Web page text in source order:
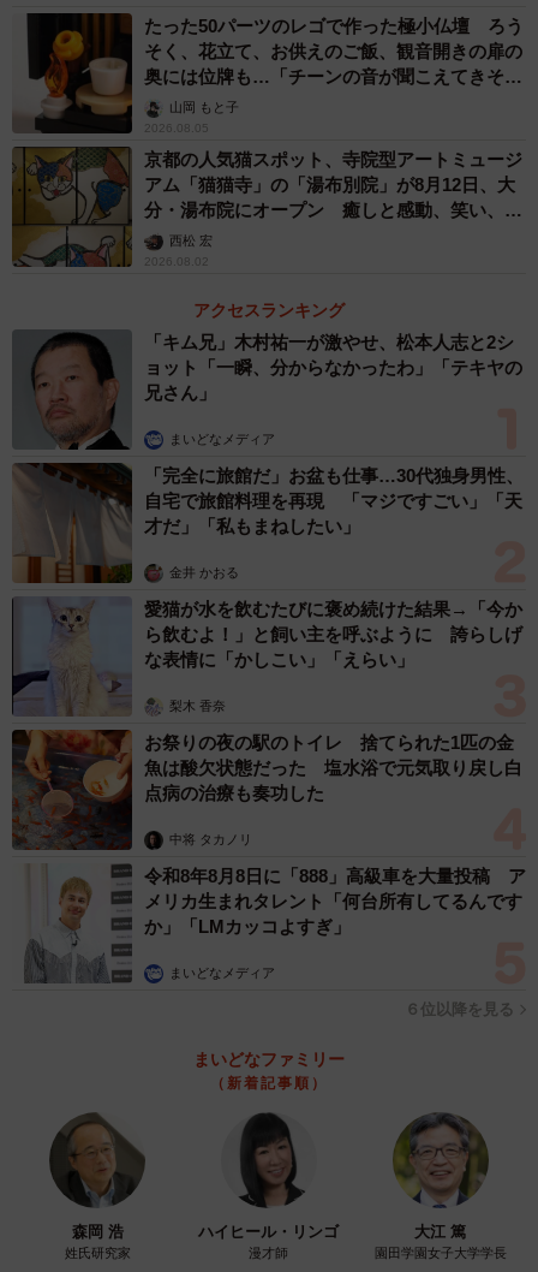
たった50パーツのレゴで作った極小仏壇 ろう
そく、花立て、お供えのご飯、観音開きの扉の
奥には位牌も…「チーンの音が聞こえてきそ
う」山岡 もと子
2026.08.05
京都の人気猫スポット、寺院型アートミュージ
アム「猫猫寺」の「湯布別院」が8月12日、大
分・湯布院にオープン 癒しと感動、笑い、そ
して開運も 見どころなどをインタビュー
西松 宏
2026.08.02
アクセスランキング
「キム兄」木村祐一が激やせ、松本人志と2シ
ョット「一瞬、分からなかったわ」「テキヤの
兄さん」
まいどなメディア
「完全に旅館だ」お盆も仕事…30代独身男性、
自宅で旅館料理を再現 「マジですごい」「天
才だ」「私もまねしたい」
金井 かおる
愛猫が水を飲むたびに褒め続けた結果→「今か
ら飲むよ！」と飼い主を呼ぶように 誇らしげ
な表情に「かしこい」「えらい」
梨木 香奈
お祭りの夜の駅のトイレ 捨てられた1匹の金
魚は酸欠状態だった 塩水浴で元気取り戻し白
点病の治療も奏功した
中将 タカノリ
令和8年8月8日に「888」高級車を大量投稿 ア
メリカ生まれタレント「何台所有してるんです
か」「LMカッコよすぎ」
まいどなメディア
６位以降を見る
まいどなファミリー
（新着記事順）
森岡 浩
姓氏研究家
ハイヒール・リンゴ
漫才師
大江 篤
園田学園女子大学学長